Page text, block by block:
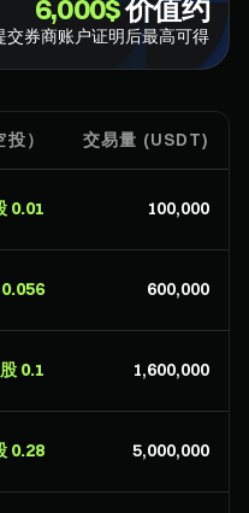
价值约
$⁦6,000⁩
交券商账户证明后最高可得
交易量 (USDT)
）
0.01 股
0.056 股
0.1 股
0.28 股